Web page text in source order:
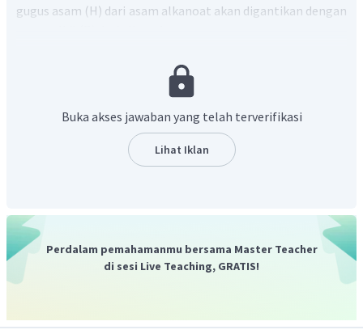
gugus asam (H) dari asam alkanoat akan digantikan dengan
Dengan demikian, reaksi pada soal yaitu :
+ CH3OH → CH
adalah metil etanoat dan air.
Buka akses jawaban yang telah terverifikasi
Lihat Iklan
Perdalam pemahamanmu bersama Master Teacher
di sesi Live Teaching, GRATIS!